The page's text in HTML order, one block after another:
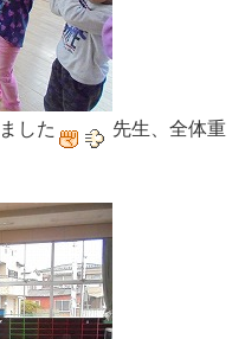
した
先生、全体重